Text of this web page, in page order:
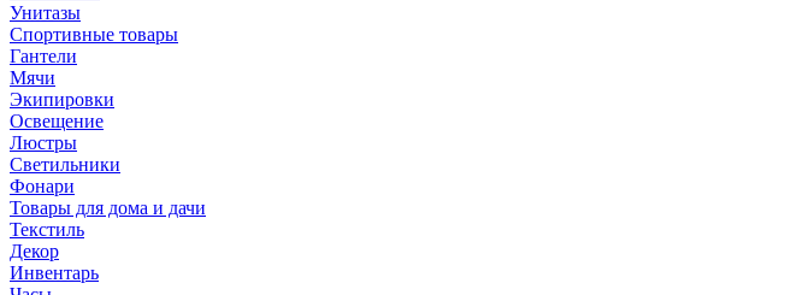
Унитазы
Спортивные товары
Гантели
Мячи
Экипировки
Освещение
Люстры
Светильники
Фонари
Товары для дома и дачи
Текстиль
Декор
Инвентарь